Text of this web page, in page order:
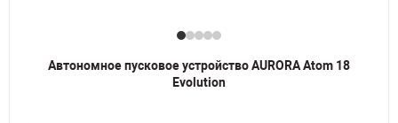
Автономное пусковое устройство AURORA Atom 18
Evolution